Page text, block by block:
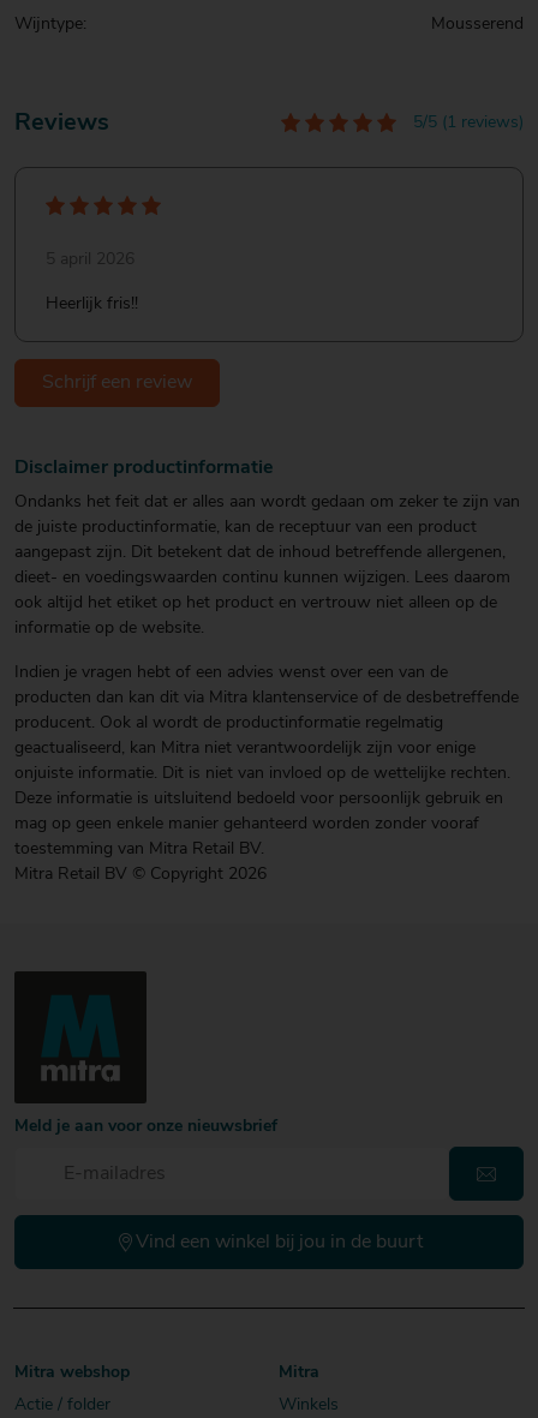
Reviews 5/5 (1 reviews)
5 april 2026
Heerlijk fris!!
Schrijf een review
Wijntype:
Mousserend
Disclaimer productinformatie
Ondanks het feit dat er alles aan wordt gedaan om zeker te zijn van
de juiste productinformatie, kan de receptuur van een product
aangepast zijn. Dit betekent dat de inhoud betreffende allergenen,
dieet- en voedingswaarden continu kunnen wijzigen. Lees daarom
ook altijd het etiket op het product en vertrouw niet alleen op de
informatie op de website.
Indien je vragen hebt of een advies wenst over een van de
producten dan kan dit via Mitra klantenservice of de desbetreffende
producent. Ook al wordt de productinformatie regelmatig
geactualiseerd, kan Mitra niet verantwoordelijk zijn voor enige
onjuiste informatie. Dit is niet van invloed op de wettelijke rechten.
Deze informatie is uitsluitend bedoeld voor persoonlijk gebruik en
mag op geen enkele manier gehanteerd worden zonder vooraf
toestemming van Mitra Retail BV.
Mitra Retail BV © Copyright 2026
Meld je aan voor onze nieuwsbrief
Vind een winkel bij jou in de buurt
Mitra webshop
Actie / folder
Mitra
Winkels